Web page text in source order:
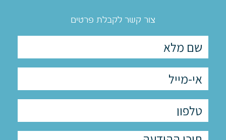
צור קשר לקבלת פרטים